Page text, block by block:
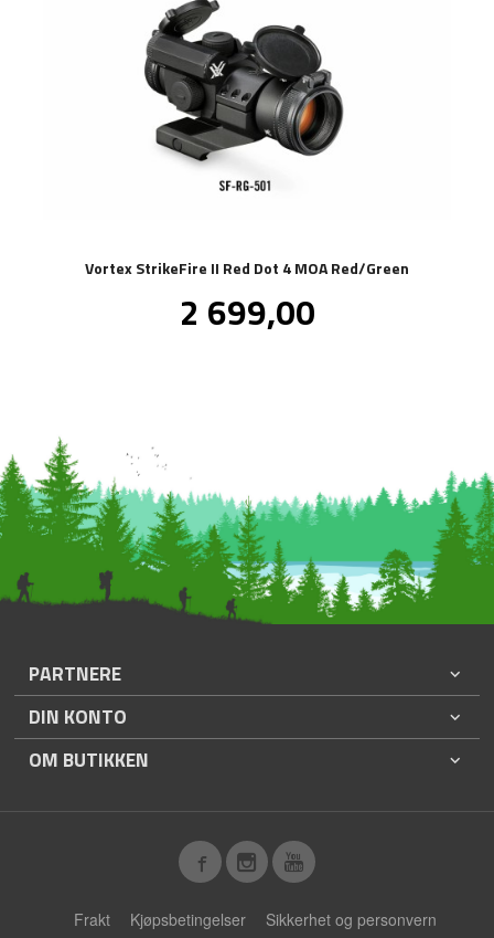
Vortex StrikeFire II Red Dot 4 MOA Red/Green
Pris
2 699,00mva.
PARTNERE
DIN KONTO
OM BUTIKKEN
Frakt Kjøpsbetingelser Sikkerhet og personvern